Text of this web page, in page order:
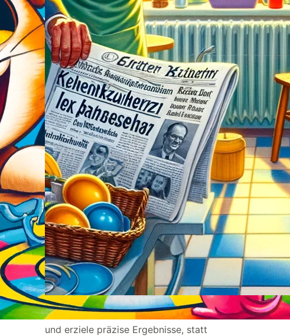
Mit klaren Wikipedia-Definitionen spare ich Zeit
und erziele präzise Ergebnisse, statt